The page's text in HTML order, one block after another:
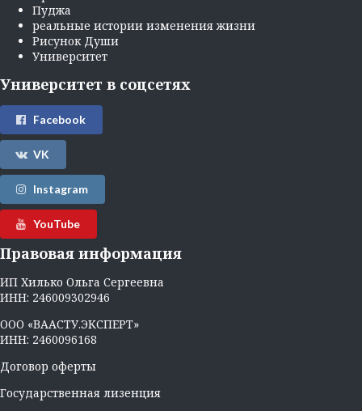
Пуджа
реальные истории изменения жизни
Рисунок Души
Университет
Университет в соцсетях
Facebook
VK
Instagram
YouTube
Правовая информация
ИП Хилько Ольга Сергеевна
ИНН: 246009302946
ООО «ВААСТУ.ЭКСПЕРТ»
ИНН: 2460096168
Договор оферты
Государственная лизенция